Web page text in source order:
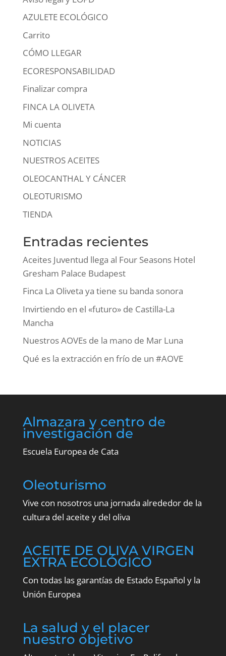
AZULETE ECOLÓGICO
Carrito
CÓMO LLEGAR
ECORESPONSABILIDAD
Finalizar compra
FINCA LA OLIVETA
Mi cuenta
NOTICIAS
NUESTROS ACEITES
OLEOCANTHAL Y CÁNCER
OLEOTURISMO
TIENDA
Entradas recientes
Aceites Juventud llega al Four Seasons Hotel
Gresham Palace Budapest
Finca La Oliveta ya tiene su banda sonora
Invirtiendo en el «futuro» de Castilla-La
Mancha
Nuestros AOVEs de la mano de Mar Luna
Qué es la extracción en frío de un #AOVE
Almazara y centro de
investigación de
Escuela Europea de Cata
Oleoturismo
Vive con nosotros una jornada alrededor de la
cultura del aceite y del oliva
ACEITE DE OLIVA VIRGEN
EXTRA ECOLÓGICO
Con todas las garantías de Estado Español y la
Unión Europea
La salud y el placer
nuestro objetivo